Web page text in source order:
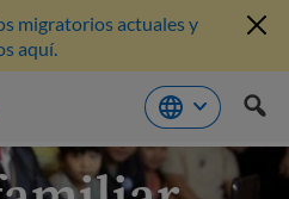
migratorios actuales y
aquí.